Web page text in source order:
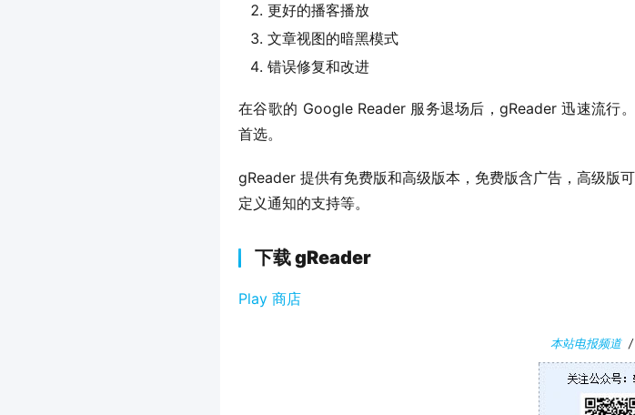
更好的播客播放
文章视图的暗黑模式
错误修复和改进
在谷歌的 Google Reader 服务退场后，gReader 迅速流行
首选。
gReader 提供有免费版和高级版本，免费版含广告，高级版
定义通知的支持等。
下载 gReader
Play 商店
本站电报频道/